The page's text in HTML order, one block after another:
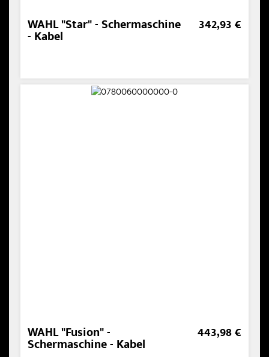
WAHL "Star" - Schermaschine
- Kabel
342,93 €
WAHL "Fusion" -
Schermaschine - Kabel
443,98 €